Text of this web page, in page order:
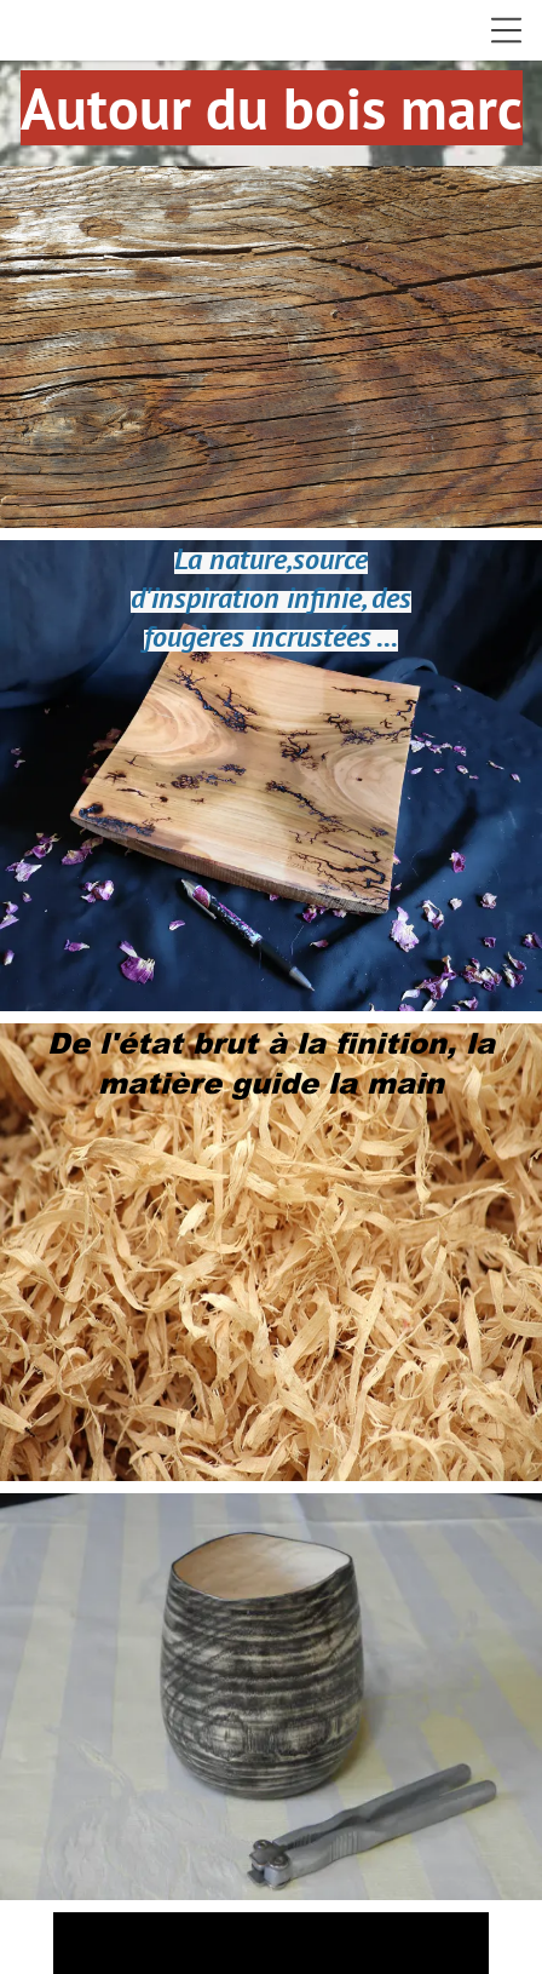
Autour du bois marc
La nature,source
d'inspirationinfinie,des
fougères incrustées ...
De l'état brut à la finition, la
matière guide la main